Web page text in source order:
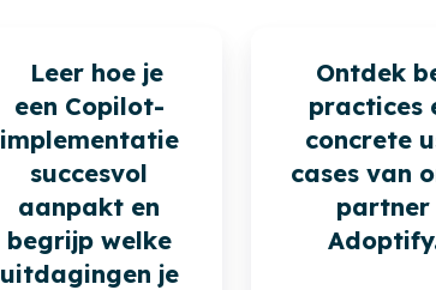
Leer hoe je
een Copilot-
implementatie
succesvol
aanpakt en
begrijp welke
uitdagingen je
Ontdek
practices
concrete
cases van
partner